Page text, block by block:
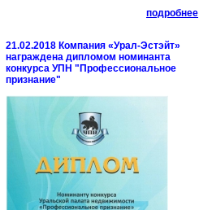
подробнее
21.02.2018 Компания «Урал-Эстэйт»
награждена дипломом номинанта
конкурса УПН "Профессиональное
признание"